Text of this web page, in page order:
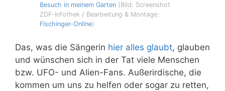
Besuch in meinem Garten (Bild: Screenshot
ZDF-Infothek / Bearbeitung & Montage:
Fischinger-Online)
Das, was die Sängerin hier alles glaubt, glauben
und wünschen sich in der Tat viele Menschen
bzw. UFO- und Alien-Fans. Außerirdische, die
kommen um uns zu helfen oder sogar zu retten,